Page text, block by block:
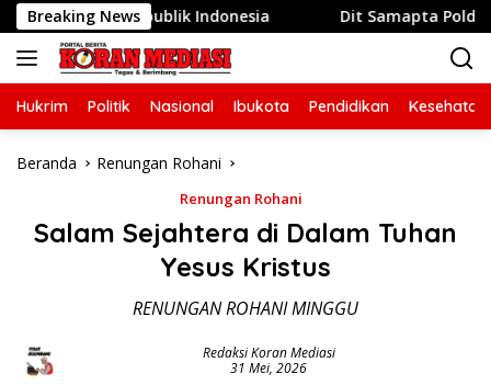
Langsung
ke
konten
Breaking News
81 Republik Indonesia Dit Samapta Polda Metro Jaya
Hukrim Politik Nasional Ibukota Pendidikan Kesehatan
Beranda Renungan Rohani
Renungan Rohani
Salam Sejahtera di Dalam Tuhan
Yesus Kristus
RENUNGAN ROHANI MINGGU
Redaksi Koran Mediasi
31 Mei, 2026